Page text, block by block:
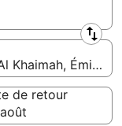
Khaimah, Émirats
de retour